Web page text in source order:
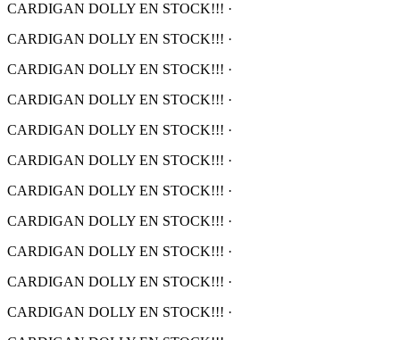
CARDIGAN DOLLY EN STOCK!!! ·
CARDIGAN DOLLY EN STOCK!!! ·
CARDIGAN DOLLY EN STOCK!!! ·
CARDIGAN DOLLY EN STOCK!!! ·
CARDIGAN DOLLY EN STOCK!!! ·
CARDIGAN DOLLY EN STOCK!!! ·
CARDIGAN DOLLY EN STOCK!!! ·
CARDIGAN DOLLY EN STOCK!!! ·
CARDIGAN DOLLY EN STOCK!!! ·
CARDIGAN DOLLY EN STOCK!!! ·
CARDIGAN DOLLY EN STOCK!!! ·